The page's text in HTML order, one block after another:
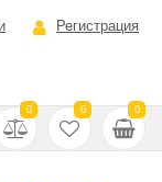
Регистрация
0 0 0